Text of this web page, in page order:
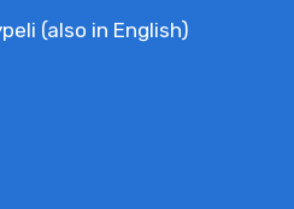
(also in English)